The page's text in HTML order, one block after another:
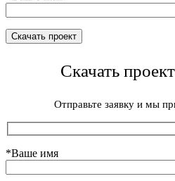
Скачать
Отправьте заявку и мы
*Ваше имя